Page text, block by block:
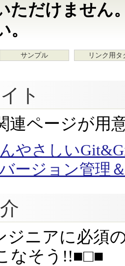
ただけません
。
サンプル リンク用タ
ト
連ページが用
やさしい
ージョン管理
ジニアに必須
なそう!!■□■